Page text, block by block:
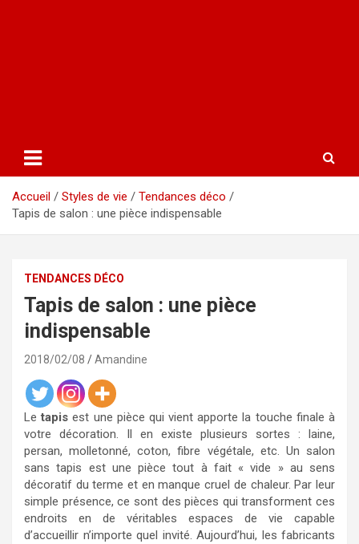
Accueil Styles de vie
Tendances déco
Tapis de salon : une pièce indispensable
TENDANCES DÉCO
Tapis de salon : une pièce
indispensable
2018/02/08 Amandine
Letapis est une pièce qui vient apporte la touche finale à
votre décoration. Il en existe plusieurs sortes : laine,
persan, molletonné, coton, fibre végétale, etc. Un salon
sans tapis est une pièce tout à fait « vide » au sens
décoratif du terme et en manque cruel de chaleur. Par leur
simple présence, ce sont des pièces qui transforment ces
endroits en de véritables espaces de vie capable
d’accueillir n’importe quel invité. Aujourd’hui, les fabricants